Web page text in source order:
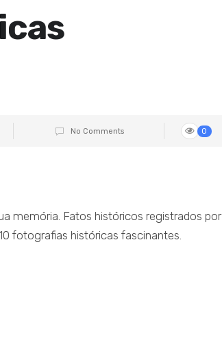
No Comments 0
memória. Fatos históricos registrados por
fotografias históricas fascinantes.